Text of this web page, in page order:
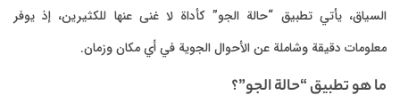
السياق، يأتي تطبيق “حالة الجو” كأداة لا غنى عنها للكثيرين، إذ يوفر
معلومات دقيقة وشاملة عن الأحوال الجوية في أي مكان وزمان.
ما هو تطبيق “حالة الجو”؟